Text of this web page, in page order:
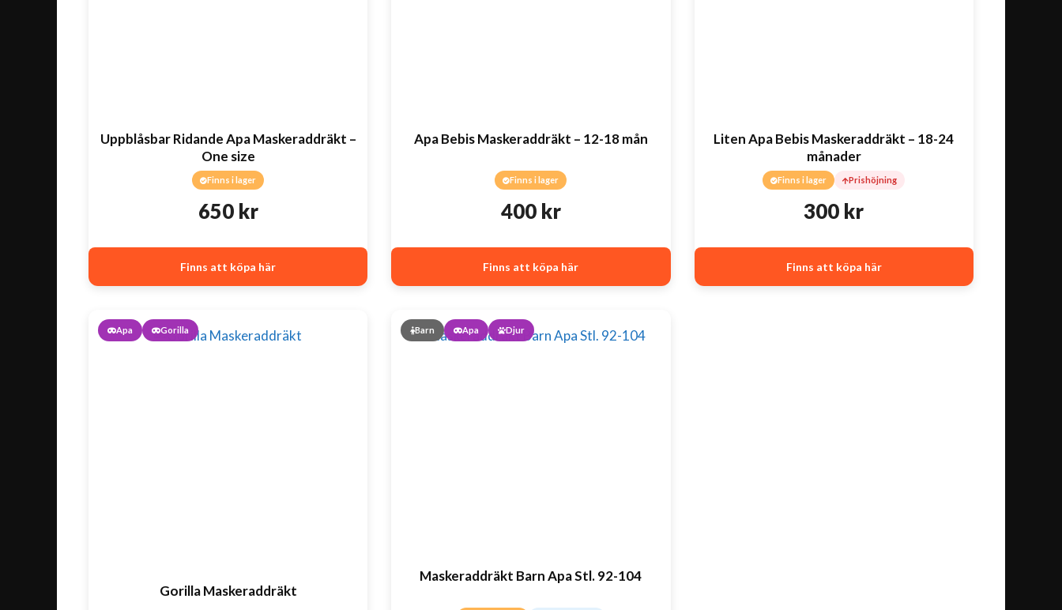
Uppblåsbar Ridande Apa Maskeraddräkt –
One size
Finns i lager
650 kr
Finns att köpa här
Apa Bebis Maskeraddräkt – 12-18 mån
Finns i lager
400 kr
Finns att köpa här
Liten Apa Bebis Maskeraddräkt – 18-24
månader
Finns i lager Prishöjning
300 kr
Finns att köpa här
Apa Gorilla
Gorilla Maskeraddräkt
Barn Apa Djur
Maskeraddräkt Barn Apa Stl. 92-104